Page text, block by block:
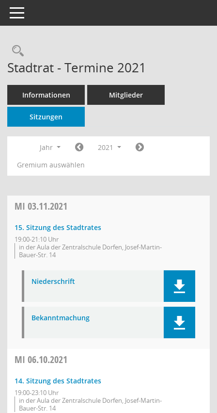
Toggle navigation
Rechercheauswahl
Stadtrat - Termine 2021
Informationen Mitglieder
Sitzungen
Jahr
2021
Gremium auswählen
MI 03.11.2021
15. Sitzung des Stadtrates
19:00-21:10 Uhr
in der Aula der Zentralschule Dorfen, Josef-Martin-
Bauer-Str. 14
Niederschrift
Bekanntmachung
MI 06.10.2021
14. Sitzung des Stadtrates
19:00-23:10 Uhr
in der Aula der Zentralschule Dorfen, Josef-Martin-
Bauer-Str. 14